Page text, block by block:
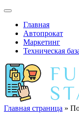
Главная
Автопрокат
Маркетинг
Техническая
Главная страница »